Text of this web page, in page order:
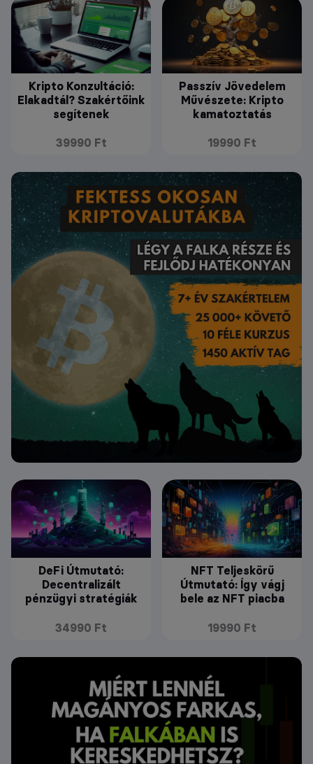
Kripto Konzultáció:
Elakadtál? Szakértőink
segítenek
39990 Ft
Passzív Jövedelem
Művészete: Kripto
kamatoztatás
19990 Ft
DeFi Útmutató:
Decentralizált
pénzügyi stratégiák
34990 Ft
NFT Teljeskörű
Útmutató: Így vágj
bele az NFT piacba
19990 Ft